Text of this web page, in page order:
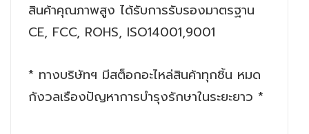
สินค้าคุณภาพสูง ได้รับการรับรองมาตรฐาน
CE, FCC, ROHS, ISO14001,9001
* ทางบริษัทฯ มีสต็อกอะไหล่สินค้าทุกชิ้น หมด
กังวลเรืองปัญหาการบำรุงรักษาในระยะยาว *